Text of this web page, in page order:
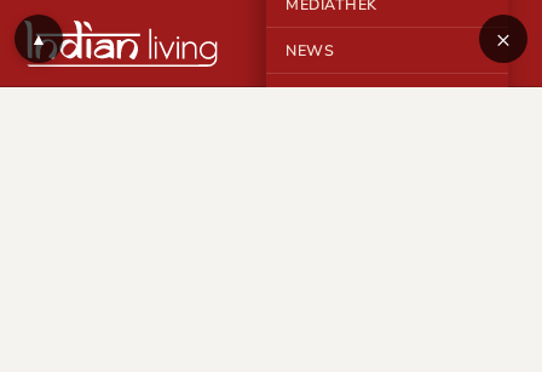
MEDIATHEK
NEWS ×
▲